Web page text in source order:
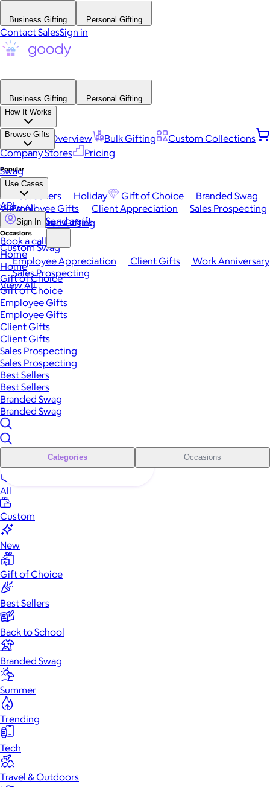
Business Gifting Personal Gifting
Contact SalesSign in
Business Gifting
Personal Gifting
How It Works
Platform Overview Bulk Gifting
Custom Collections
Company Stores
Pricing
Browse Gifts
Popular
Best Sellers Holiday Gift of Choice
Branded Swag
View All
Occasions
Employee Appreciation Client Gifts
Work Anniversary
Sales Prospecting
View All
Swag
Use Cases
Employee Gifts Client Appreciation
Sales Prospecting
Automated Gifting
Custom Swag
API
Sign In Send a gift
Book a call
Home
Home
Gift of Choice
Gift of Choice
Employee Gifts
Employee Gifts
Client Gifts
Client Gifts
Sales Prospecting
Sales Prospecting
Best Sellers
Best Sellers
Branded Swag
Branded Swag
Categories Occasions
All
Custom
New
Gift of Choice
Best Sellers
Back to School
Branded Swag
Summer
Trending
Tech
Travel & Outdoors